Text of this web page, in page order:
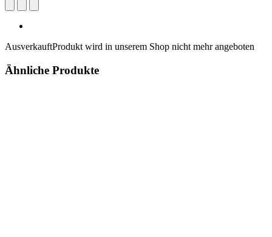
AusverkauftProdukt wird in unserem Shop nicht mehr angeboten
Ähnliche Produkte